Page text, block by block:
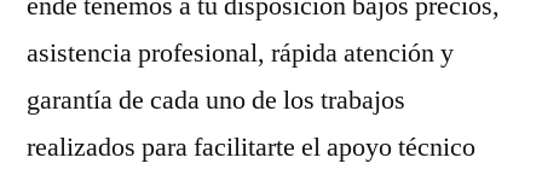
asistencia profesional, rápida atención y
garantía de cada uno de los trabajos
realizados para facilitarte el apoyo técnico